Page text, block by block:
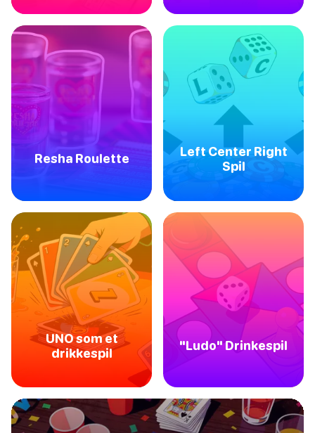
Resha Roulette
Left Center Right
Spil
UNO som et
drikkespil
"Ludo" Drinkespil